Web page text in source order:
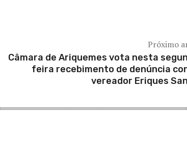
Próximo
Câmara de Ariquemes vota nesta
feira recebimento de denúncia
vereador Eriques